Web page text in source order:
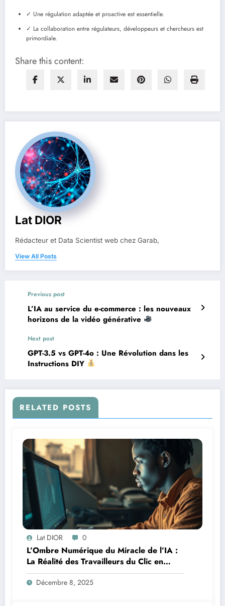
✓ Une régulation adaptée et proactive est essentielle.
✓ La collaboration entre régulateurs, développeurs et chercheurs est
primordiale.
Share this content:
Lat DIOR
Rédacteur et Data Scientist web chez Garab,
View All Posts
Previous post
L’IA au service du e-commerce : les nouveaux
horizons de la vidéo générative
Next post
GPT-3.5 vs GPT-4o : Une Révolution dans les
Instructions DIY
RELATED POSTS
Lat DIOR 0
L’Ombre Numérique du Miracle de l’IA :
La Réalité des Travailleurs du Clic en
Afrique
Décembre 8, 2025